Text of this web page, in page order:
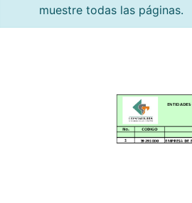
muestre todas las páginas.